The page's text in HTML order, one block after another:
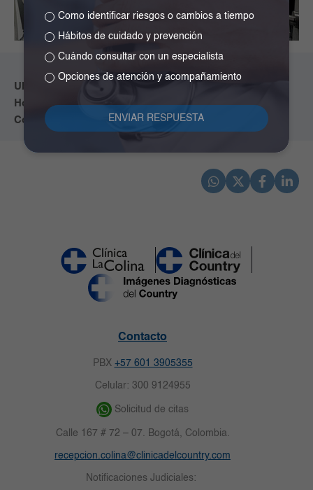
Ubicación:
Horario:lunes a viernes 7:00 a.m. – 5:00p.m.
Contacto:
+601 3905355 EXT. 6205.
Como identificar riesgos o cambios a tiempo
Hábitos de cuidado y prevención
Cuándo consultar con un especialista
Opciones de atención y acompañamiento
Contacto
PBX +57 601 3905355
Celular: 300 9124955
Solicitud de citas
Calle 167 # 72 – 07. Bogotá, Colombia.
recepcion.colina@clinicadelcountry.com
Notificaciones Judiciales: